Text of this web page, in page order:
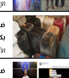
الأحد،